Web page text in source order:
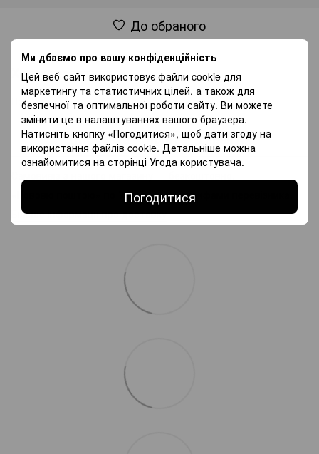
Ми дбаємо про вашу конфіденційність
Цей веб-сайт використовує файли cookie для
маркетингу та статистичних цілей, а також для
безпечної та оптимальної роботи сайту. Ви можете
змінити це в налаштуваннях вашого браузера.
Натисніть кнопку «Погодитися», щоб дати згоду на
використання файлів cookie. Детальніше можна
ознайомитися на сторінці Угода користувача.
Погодитися
До обраного
Характеристики
Проба 585
Доставка Оплата Гарантія
«Нововю поштою» по Україні — за тарифами перевізника.
Більше інформації про доставку